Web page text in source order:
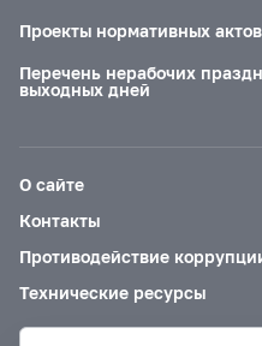
Проекты нормативных
Перечень нерабочих
выходных дней
О сайте
Контакты
Противодействие
Технические ресурсы